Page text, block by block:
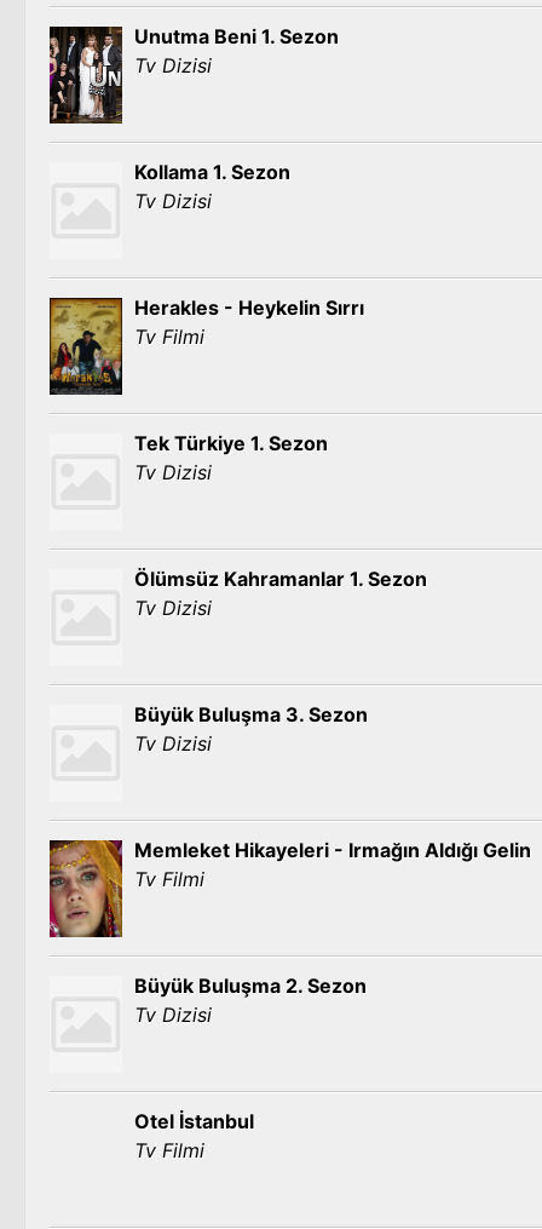
Unutma Beni 1. Sezon
Tv Dizisi
Kollama 1. Sezon
Tv Dizisi
Herakles - Heykelin Sırrı
Tv Filmi
Tek Türkiye 1. Sezon
Tv Dizisi
Ölümsüz Kahramanlar 1. Sezon
Tv Dizisi
Büyük Buluşma 3. Sezon
Tv Dizisi
Memleket Hikayeleri - Irmağın Aldığı Gelin
Tv Filmi
Büyük Buluşma 2. Sezon
Tv Dizisi
Otel İstanbul
Tv Filmi